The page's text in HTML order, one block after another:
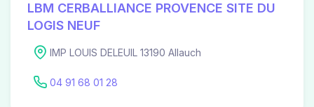
LBM CERBALLIANCE PROVENCE SITE DU
LOGIS NEUF
IMP LOUIS DELEUIL 13190 Allauch
04 91 68 01 28